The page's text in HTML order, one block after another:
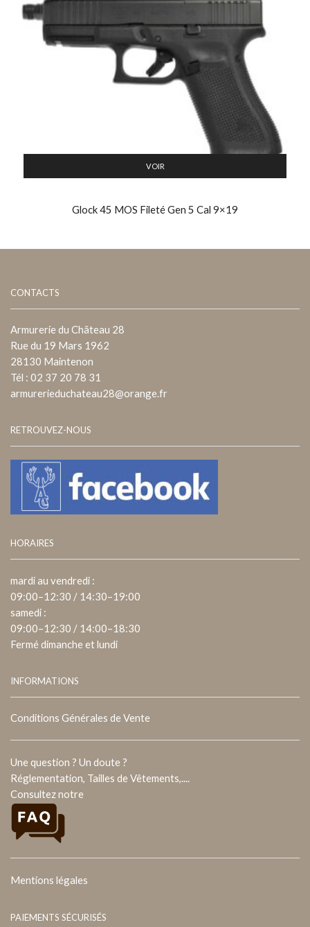
VOIR
Glock 45 MOS Fileté Gen 5 Cal 9×19
CONTACTS
Armurerie du Château 28
Rue du 19 Mars 1962
28130 Maintenon
Tél : 02 37 20 78 31
armurerieduchateau28@orange.fr
RETROUVEZ-NOUS
HORAIRES
mardi au vendredi :
09:00–12:30 / 14:30–19:00
samedi :
09:00–12:30 / 14:00–18:30
Fermé dimanche et lundi
INFORMATIONS
Conditions Générales de Vente
Une question ? Un doute ?
Réglementation, Tailles de Vêtements,....
Consultez notre
Mentions légales
PAIEMENTS SÉCURISÉS